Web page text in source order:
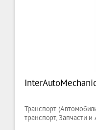
Транспорт
транспорт, Запчасти